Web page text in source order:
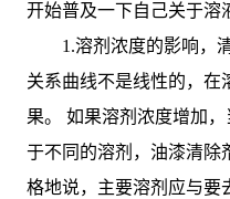
开始普及一下自己关于溶
1.溶剂浓度的影响，
关系曲线不是线性的，在
果。 如果溶剂浓度增加
于不同的溶剂，油漆清除
格地说，主要溶剂应与要